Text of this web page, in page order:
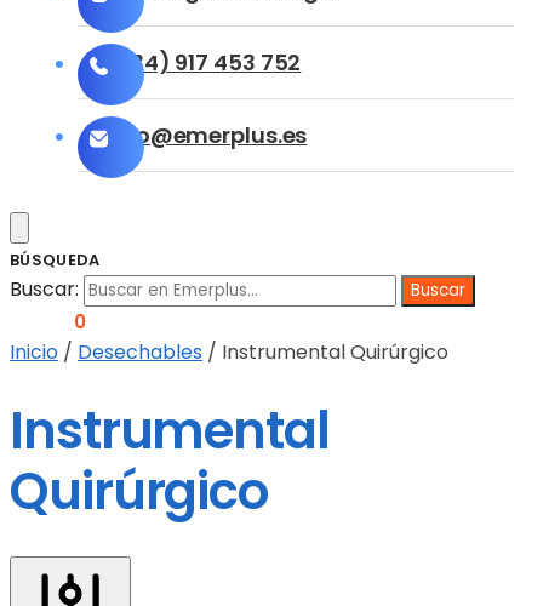
(+34) 917 453 752
info@emerplus.es
BÚSQUEDA
Buscar:
0
Inicio / Desechables / Instrumental Quirúrgico
Instrumental
Quirúrgico